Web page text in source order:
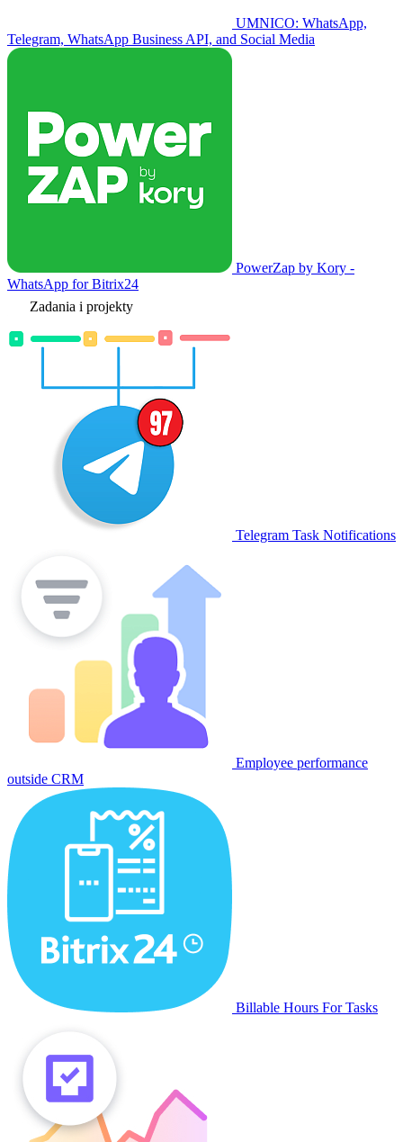
UMNICO: WhatsApp,
Telegram, WhatsApp Business API, and Social Media
PowerZap by Kory -
WhatsApp for Bitrix24
Zadania i projekty
Telegram Task Notifications
Employee performance
outside CRM
Billable Hours For Tasks